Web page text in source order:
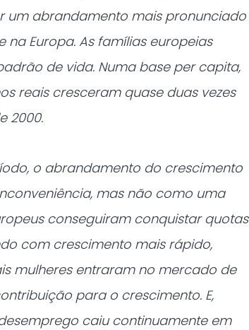
um abrandamento mais pronunciado
Europa. As famílias europeias
de vida. Numa base per capita,
reais cresceram quase duas vezes
2000.
o abrandamento do crescimento
mas não como uma
conseguiram conquistar quotas
com crescimento mais rápido,
mulheres entraram no mercado de
para o crescimento. E,
caiu continuamente em